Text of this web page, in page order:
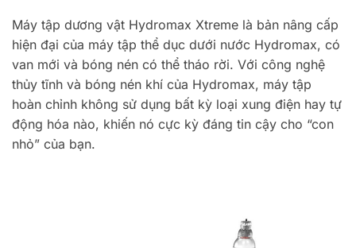
Máy tập dương vật Hydromax Xtreme là bản nâng cấp
hiện đại của máy tập thể dục dưới nước Hydromax, có
van mới và bóng nén có thể tháo rời. Với công nghệ
thủy tĩnh và bóng nén khí của Hydromax, máy tập
hoàn chỉnh không sử dụng bất kỳ loại xung điện hay tự
động hóa nào, khiến nó cực kỳ đáng tin cậy cho “con
nhỏ” của bạn.